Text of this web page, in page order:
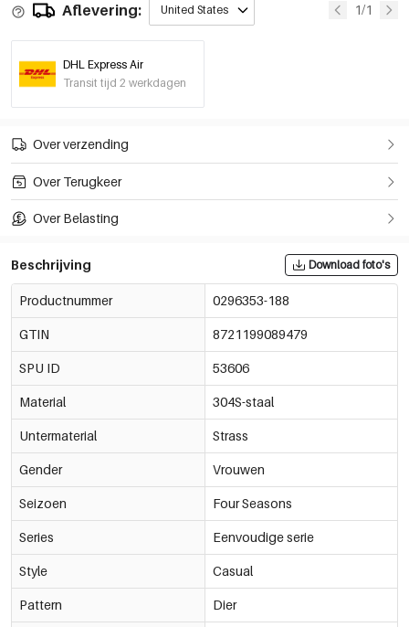
Aflevering: United States 1/1
DHL Express Air
Transit tijd 2 werkdagen
Over verzending
Over Terugkeer
Over Belasting
Beschrijving Download foto's
Productnummer 0296353-188
GTIN 8721199089479
SPU ID 53606
Material 304S-staal
Untermaterial Strass
Gender Vrouwen
Seizoen Four Seasons
Series Eenvoudige serie
Style Casual
Pattern Dier